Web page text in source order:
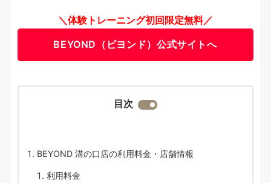
＼体験トレーニング初回限定無料／
BEYOND（ビヨンド）公式サイトへ
目次
BEYOND 溝の口店の利用料金・店舗情報
利用料金